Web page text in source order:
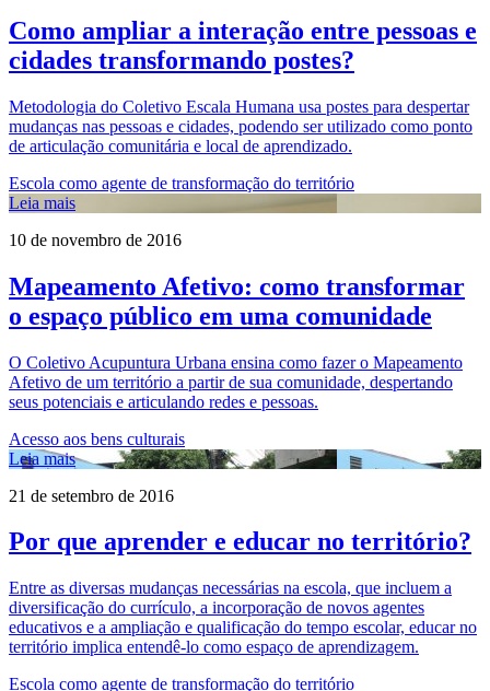
Como ampliar a interação entre pessoas e
cidades transformando postes?
Metodologia do Coletivo Escala Humana usa postes para despertar
mudanças nas pessoas e cidades, podendo ser utilizado como ponto
de articulação comunitária e local de aprendizado.
Escola como agente de transformação do território
Leia mais
10 de novembro de 2016
Mapeamento Afetivo: como transformar
o espaço público em uma comunidade
O Coletivo Acupuntura Urbana ensina como fazer o Mapeamento
Afetivo de um território a partir de sua comunidade, despertando
seus potenciais e articulando redes e pessoas.
Acesso aos bens culturais
Leia mais
21 de setembro de 2016
Por que aprender e educar no território?
Entre as diversas mudanças necessárias na escola, que incluem a
diversificação do currículo, a incorporação de novos agentes
educativos e a ampliação e qualificação do tempo escolar, educar no
território implica entendê-lo como espaço de aprendizagem.
Escola como agente de transformação do território